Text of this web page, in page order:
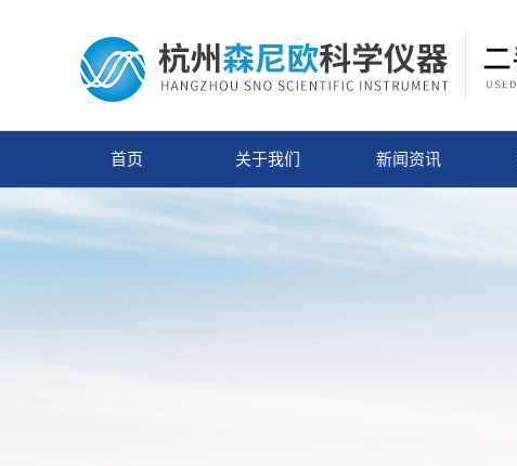
首页 关于我们 新闻资讯